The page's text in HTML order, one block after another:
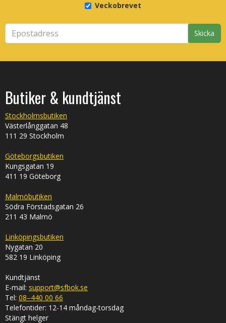
Veckobrevet
Skicka
Butiker & kundtjänst
Stockholmsbutiken
Västerlånggatan 48
111 29 Stockholm
Göteborgsbutiken
Kungsgatan 19
411 19 Göteborg
Malmöbutiken
Södra Förstadsgatan 26
211 43 Malmö
Linköpingsbutiken
Nygatan 20
582 19 Linköping
Kundtjänst
E-mail: support@sfbok.se
Tel: 08–440 00 66
Telefontider: 12-14 måndag-torsdag
Stängt helger